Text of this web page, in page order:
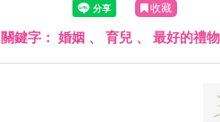
收藏
關鍵字： 婚姻 、 育兒 、 最好的禮物